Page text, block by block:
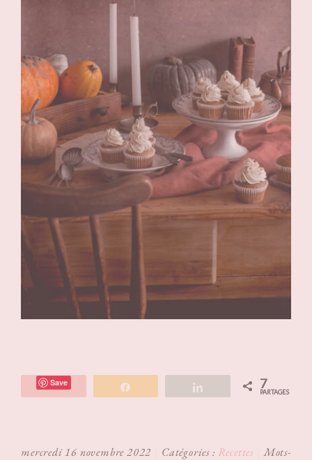
Save Partagez 7
PARTAGES
mercredi 16 novembre 2022 Catégories : Recettes
Mots-